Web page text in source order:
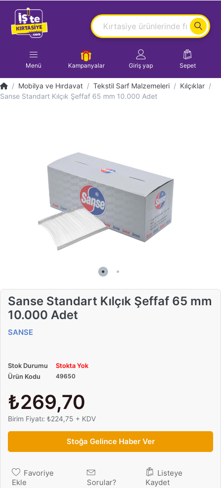
Menü Kampanyalar Giriş yap Sepet
Mobilya ve Hırdavat Tekstil Sarf Malzemeleri
Kılçıklar
Sanse Standart Kılçık Şeffaf 65 mm 10.000 Adet
Sanse Standart Kılçık Şeffaf 65 mm
10.000 Adet
SANSE
Stok Durumu
Stokta Yok
Ürün Kodu
49650
₺269,70
Birim Fiyatı: ₺224,75 + KDV
Stoğa Gelince Haber Ver
Favoriye
Ekle
Sorular?
Listeye
Kaydet